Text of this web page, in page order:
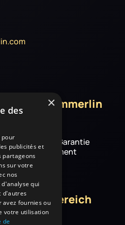
Über Haemmerlin
Haemmerlin-Garantie
CSR-Engagement
News
Kundenbereich
Mein Konto
×
des
pour
publicités et
partageons
sur votre
nos
qui
d'autres
avez fournies ou
votre utilisation
de